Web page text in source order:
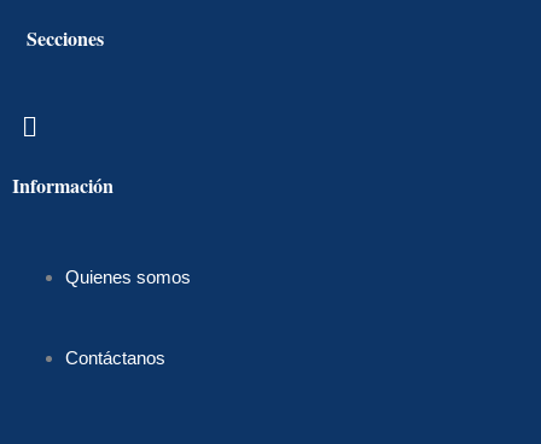
Secciones
Menú
Información
Quienes somos
Contáctanos